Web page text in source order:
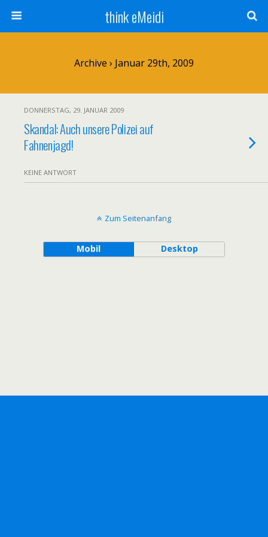
think eMeidi
Archive › Januar 29th, 2009
DONNERSTAG, 29. JANUAR 2009
Skandal: Auch unsere Polizei auf
Fahnenjagd!
KEINE ANTWORT
Zum Seitenanfang
Mobil Desktop